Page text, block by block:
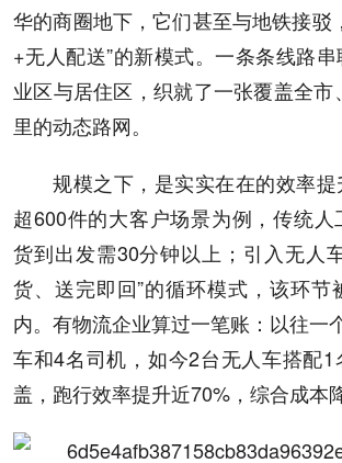
华的商圈地下，它们甚至与地铁接驳
+无人配送”的新模式。一条条线路
业区与居住区，织就了一张覆盖全市
里的动态路网。
规模之下，是实实在在的效率
超600件的大客户场景为例，传统
货到出发需30分钟以上；引入无人
货、送完即回”的循环模式，该环节
内。有物流企业算过一笔账：以往一
车和4名司机，如今2台无人车搭配
盖，跑行效率提升近70%，综合成本